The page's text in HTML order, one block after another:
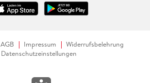
AGB Impressum
Widerrufsbelehrung
Datenschutzeinstellungen